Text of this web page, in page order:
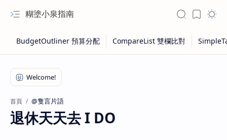
糊塗小泉指南
首頁 @隻言片語
退休天天去 I DO